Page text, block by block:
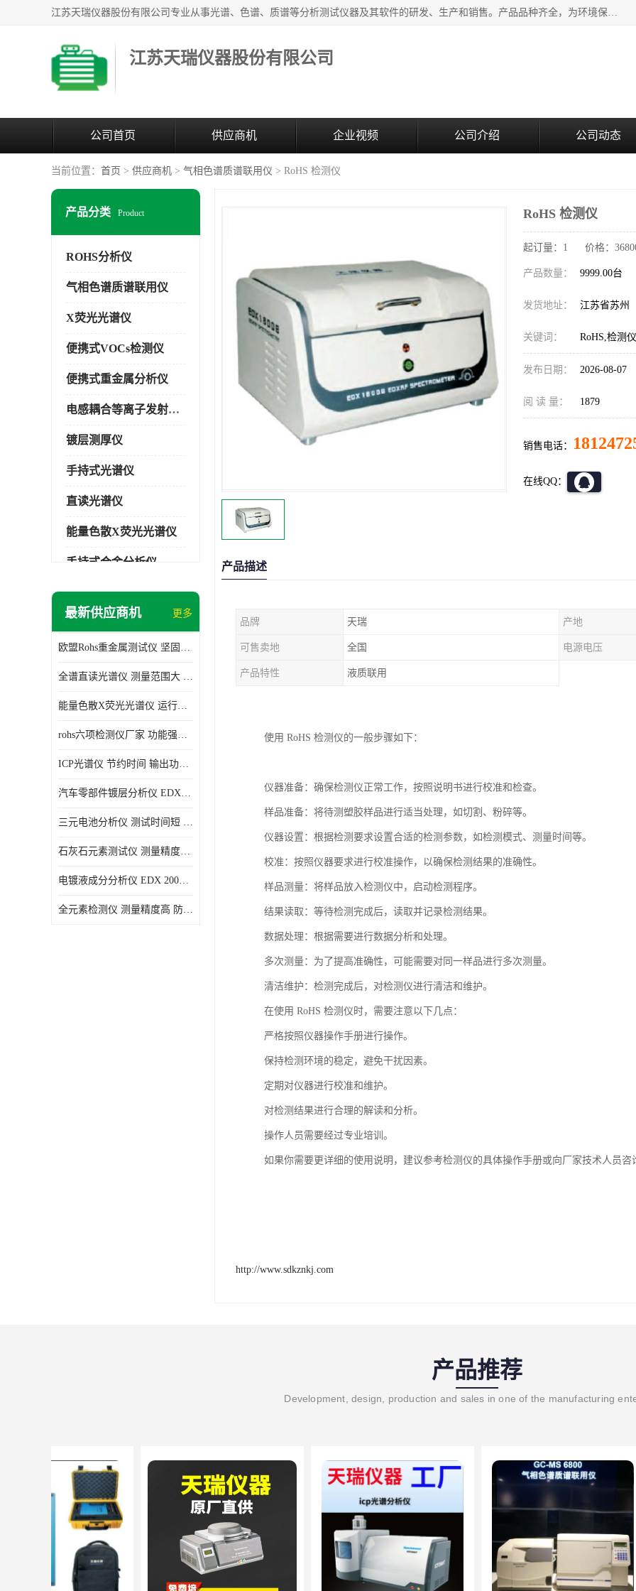
江苏天瑞仪器股份有限公司专业从事光谱、色谱、质谱等分析测试仪器及其软件的研发、生产和销售。产品品种齐全，为环境保护与安全、工业测试与分析及其它领域提供专业解决方案。 为客户提供更加先进的产品和更加满意的服务。
江苏天瑞仪器股份有限公司
公司首页 供应商机 企业视频 公司介绍 公司动态
当前位置： 首页 > 供应商机 > 气相色谱质谱联用仪 > RoHS 检测仪
产品分类 Product
ROHS分析仪
气相色谱质谱联用仪
X荧光光谱仪
便携式VOCs检测仪
便携式重金属分析仪
电感耦合等离子发射光谱仪
镀层测厚仪
手持式光谱仪
直读光谱仪
能量色散X荧光光谱仪
手持式合金分析仪
手持式矿石分析仪
光电直读光谱仪
便携式水质重金属检测仪
最新供应商机 更多
欧盟Rohs重金属测试仪 坚固耐用 测试结果清晰显示
全谱直读光谱仪 测量范围大 抗干扰性能好
能量色散X荧光光谱仪 运行稳定性高 方便样品的测量
rohs六项检测仪厂家 功能强大 可直接分析
ICP光谱仪 节约时间 输出功率稳定
汽车零部件镀层分析仪 EDX600PLUS 自动谱线识别
三元电池分析仪 测试时间短 体积小 方便便携
石灰石元素测试仪 测量精度高 测量方便 快捷
电镀液成分分析仪 EDX 2000A 测量 穿透力强
全元素检测仪 测量精度高 防尘 防水性能好
RoHS 检测仪
起订量：1 价格：
产品数量： 9999.00台
发货地址： 江苏省苏州
关键词： RoHS,检测仪
发布日期： 2026-08-07
阅 读 量： 1879
销售电话：
在线QQ：
产品描述
品牌 天瑞 产地
可售卖地 全国 电源电压
产品特性 液质联用
使用 RoHS 检测仪的一般步骤如下：
仪器准备：确保检测仪正常工作，按照说明书进行校准和检查。
样品准备：将待测塑胶样品进行适当处理，如切割、粉碎等。
仪器设置：根据检测要求设置合适的检测参数，如检测模式、测量时间等。
校准：按照仪器要求进行校准操作，以确保检测结果的准确性。
样品测量：将样品放入检测仪中，启动检测程序。
结果读取：等待检测完成后，读取并记录检测结果。
数据处理：根据需要进行数据分析和处理。
多次测量：为了提高准确性，可能需要对同一样品进行多次测量。
清洁维护：检测完成后，对检测仪进行清洁和维护。
在使用 RoHS 检测仪时，需要注意以下几点：
严格按照仪器操作手册进行操作。
保持检测环境的稳定，避免干扰因素。
定期对仪器进行校准和维护。
对检测结果进行合理的解读和分析。
操作人员需要经过专业培训。
如果你需要更详细的使用说明，建议参考检测仪的具体操作手册或向厂家技术人员咨
http://www.sdkznkj.com
产品推荐
Development, design, production and sales in one of the manufacturing